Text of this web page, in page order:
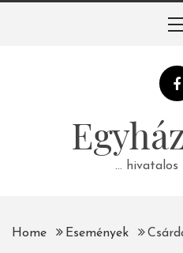
… hivatalos
Home Események